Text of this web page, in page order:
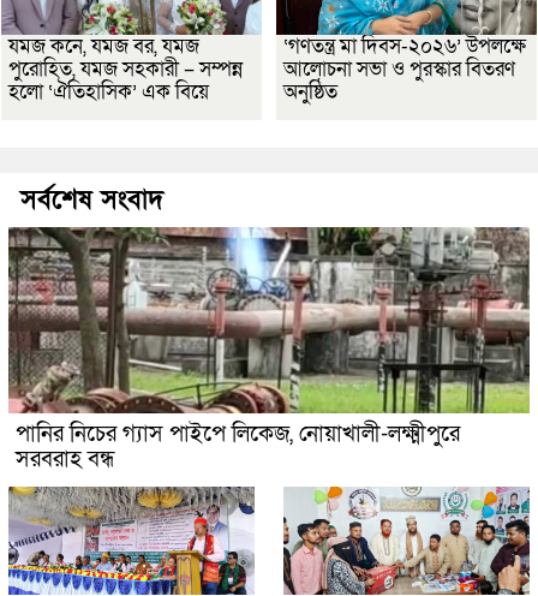
যমজ কনে, যমজ বর, যমজ
পুরোহিত, যমজ সহকারী – সম্পন্ন
হলো ‘ঐতিহাসিক’ এক বিয়ে
‘গণতন্ত্র মা দিবস-২০২৬’ উপলক্ষে
আলোচনা সভা ও পুরস্কার বিতরণ
অনুষ্ঠিত
সর্বশেষ সংবাদ
পানির নিচের গ্যাস পাইপে লিকেজ, নোয়াখালী-লক্ষ্মীপুরে
সরবরাহ বন্ধ